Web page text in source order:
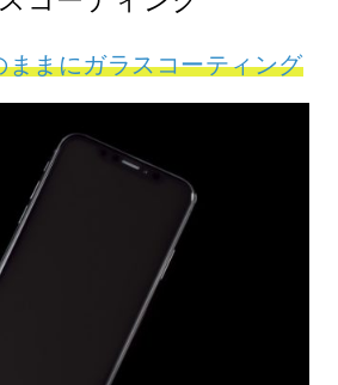
ままにガラスコーティング